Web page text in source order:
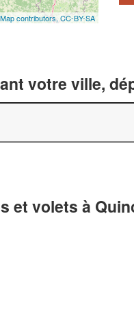
contributors, CC-BY-SA
votre ville,
et volets à